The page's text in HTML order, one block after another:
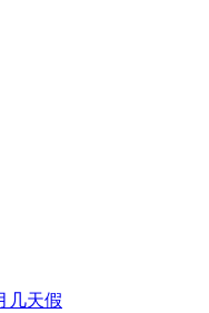
几天假